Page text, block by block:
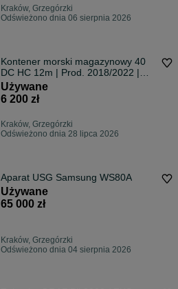
Kraków, Grzegórzki
Odświeżono dnia 06 sierpnia 2026
Kontener morski magazynowy 40
DC HC 12m | Prod. 2018/2022 |
Jak nowy!
Używane
6 200 zł
Kraków, Grzegórzki
Odświeżono dnia 28 lipca 2026
Aparat USG Samsung WS80A
Używane
65 000 zł
Kraków, Grzegórzki
Odświeżono dnia 04 sierpnia 2026